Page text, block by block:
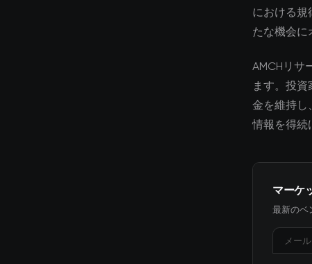
における規
たな機会に
AMCHリサ
ます。投
金を維持し
情報を得続
マーケ
最新のベ